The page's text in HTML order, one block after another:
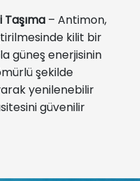
Taşıma – Antimon,
kilit bir
güneş enerjisinin
şekilde
yenilenebilir
güvenilir